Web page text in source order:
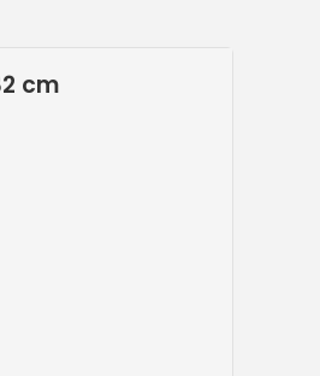
cm